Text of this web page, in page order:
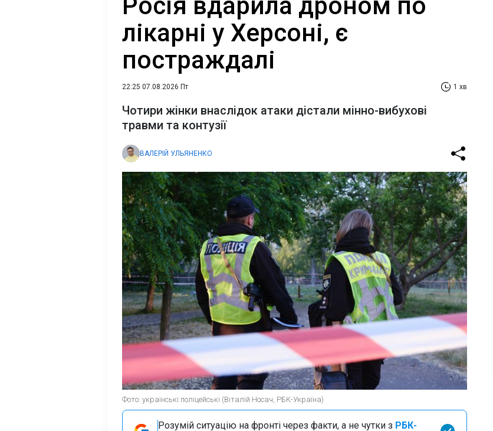
лікарні у Херсоні, є
постраждалі
22:25 07.08.2026 Пт 1 хв
Чотири жінки внаслідок атаки дістали мінно-вибухові
травми та контузії
ВАЛЕРІЙ УЛЬЯНЕНКО
Фото: українські поліцейські (Віталій Носач, РБК-Україна)
Розумій ситуацію на фронті через факти, а не чутки з РБК-